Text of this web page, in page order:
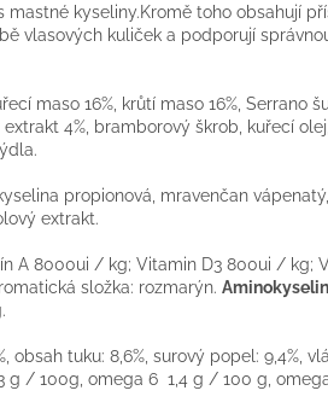
mastné kyseliny.Kromě toho obsahují
vlasových kuliček a podporují
maso 16%, krůtí maso 16%, Serrano
4%, bramborový škrob, kuřecí
propionová, mravenčan
extrakt.
A 8000ui / kg; Vitamin D3 800ui / kg;
složka: rozmarýn.
obsah tuku: 8,6%, surový popel: 9,4%,
g / 100g, omega 6 1,4 g / 100 g,